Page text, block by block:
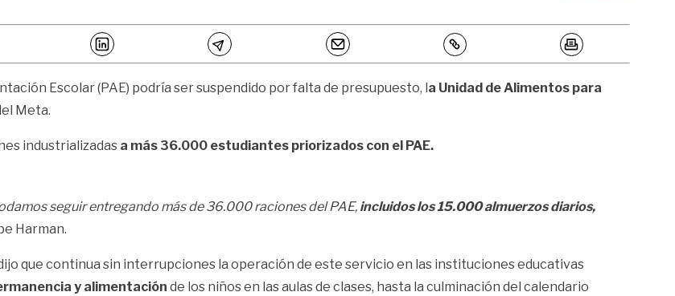
Escolar (PAE) podría ser suspendido por falta de presupuesto, l a Unidad de Alimentos para
Meta.
industrializadas a más 36.000 estudiantes priorizados con el PAE.
seguir entregando más de 36.000 raciones del PAE, incluidos los 15.000 almuerzos diarios,
Harman.
que continua sin interrupciones la operación de este servicio en las instituciones educativas
y alimentación de los niños en las aulas de clases, hasta la culminación del calendario